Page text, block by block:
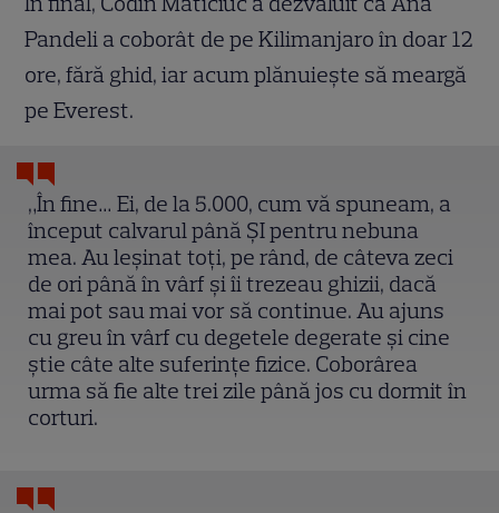
Pandeli a coborât de pe Kilimanjaro în doar 12
ore, fără ghid, iar acum plănuiește să meargă
pe Everest.
„În fine… Ei, de la 5.000, cum vă spuneam, a
început calvarul până ȘI pentru nebuna
mea. Au leșinat toți, pe rând, de câteva zeci
de ori până în vârf și îi trezeau ghizii, dacă
mai pot sau mai vor să continue. Au ajuns
cu greu în vârf cu degetele degerate și cine
știe câte alte suferințe fizice. Coborârea
urma să fie alte trei zile până jos cu dormit în
corturi.